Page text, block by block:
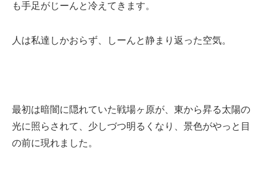
も手足がじーんと冷えてきます。
人は私達しかおらず、しーんと静まり返った空気。
最初は暗闇に隠れていた戦場ヶ原が、東から昇る太陽の
光に照らされて、少しづつ明るくなり、景色がやっと目
の前に現れました。